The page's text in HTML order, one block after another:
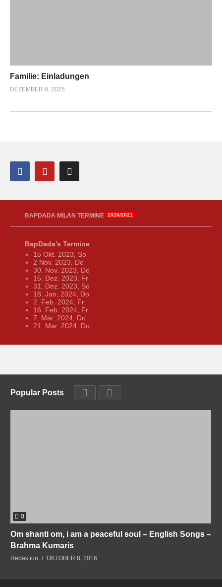
Familie: Einladungen
DEZEMBER 8, 2025
BAPDADA MILAN TERMINE 2020/2021
BapDada’s Termine
15 Okt. 2023, So
2 Nov. 2023, Do
30. Nov. 2023, Do
15. Dez. 2023, Fr
31. Dez. 2023, So
18. Jan. 2024, Do
2. Feb. 2024, Fr
16. Feb. 2024, Fr
7. Mär. 2024, Do
21. Mär. 2024, Do
Popular Posts
0
Om shanti om, i am a peaceful soul – English Songs –
Brahma Kumaris
Redaktion OKTOBER 8, 2016